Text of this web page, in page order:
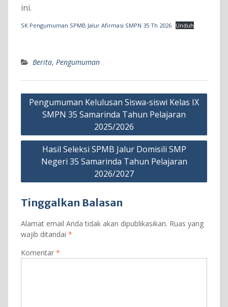
ini.
SK Pengumuman SPMB Jalur Afirmasi SMPN 35 Th 2026 Unduh
Berita, Pengumuman
Navigasi
Pengumuman Kelulusan Siswa-siswi Kelas IX
SMPN 35 Samarinda Tahun Pelajaran
2025/2026
Hasil Seleksi SPMB Jalur Domisili SMP
Negeri 35 Samarinda Tahun Pelajaran
2026/2027
Tinggalkan Balasan
Alamat email Anda tidak akan dipublikasikan. Ruas yang
wajib ditandai *
Komentar *